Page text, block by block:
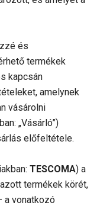
és
termékek
kapcsán
amelynek
vásárolni
„Vásárló”)
előfeltétele.
TESCOMA) a
termékek körét,
a vonatkozó